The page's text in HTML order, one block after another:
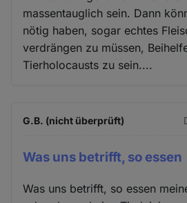
massentauglich sein. Dann
nötig haben, sogar echtes
verdrängen zu müssen,
Tierholocausts zu sein....
G.B. (nicht überprüft)
Was uns betrifft, so essen
Was uns betrifft, so essen